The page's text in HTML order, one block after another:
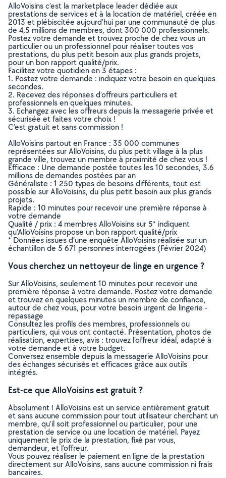
AlloVoisins c’est la marketplace leader dédiée aux
prestations de services et à la location de matériel, créée en
2013 et plébiscitée aujourd’hui par une communauté de plus
de 4,5 millions de membres, dont 300 000 professionnels.
Postez votre demande et trouvez proche de chez vous un
particulier ou un professionnel pour réaliser toutes vos
prestations, du plus petit besoin aux plus grands projets,
pour un bon rapport qualité/prix.
Facilitez votre quotidien en 3 étapes :
1. Postez votre demande : indiquez votre besoin en quelques
secondes.
2. Recevez des réponses d’offreurs particuliers et
professionnels en quelques minutes.
3. Echangez avec les offreurs depuis la messagerie privée et
sécurisée et faites votre choix !
C’est gratuit et sans commission !
AlloVoisins partout en France : 35 000 communes
représentées sur AlloVoisins, du plus petit village à la plus
grande ville, trouvez un membre à proximité de chez vous !
Efficace : Une demande postée toutes les 10 secondes, 3.6
millions de demandes postées par an
Généraliste : 1 250 types de besoins différents, tout est
possible sur AlloVoisins, du plus petit besoin aux plus grands
projets.
Rapide : 10 minutes pour recevoir une première réponse à
votre demande
Qualité / prix : 4 membres AlloVoisins sur 5* indiquent
qu’AlloVoisins propose un bon rapport qualité/prix
* Données issues d’une enquête AlloVoisins réalisée sur un
échantillon de 5 671 personnes interrogées (Février 2024)
Vous cherchez un nettoyeur de linge en urgence ?
Sur AlloVoisins, seulement 10 minutes pour recevoir une
première réponse à votre demande. Postez votre demande
et trouvez en quelques minutes un membre de confiance,
autour de chez vous, pour votre besoin urgent de lingerie -
repassage
Consultez les profils des membres, professionnels ou
particuliers, qui vous ont contacté. Présentation, photos de
réalisation, expertises, avis : trouvez l'offreur idéal, adapté à
votre demande et à votre budget.
Conversez ensemble depuis la messagerie AlloVoisins pour
des échanges sécurisés et efficaces grâce aux outils
intégrés.
Est-ce que AlloVoisins est gratuit ?
Absolument ! AlloVoisins est un service entièrement gratuit
et sans aucune commission pour tout utilisateur cherchant un
membre, qu’il soit professionnel ou particulier, pour une
prestation de service ou une location de matériel. Payez
uniquement le prix de la prestation, fixé par vous,
demandeur, et l’offreur.
Vous pouvez réaliser le paiement en ligne de la prestation
directement sur AlloVoisins, sans aucune commission ni frais
bancaires.